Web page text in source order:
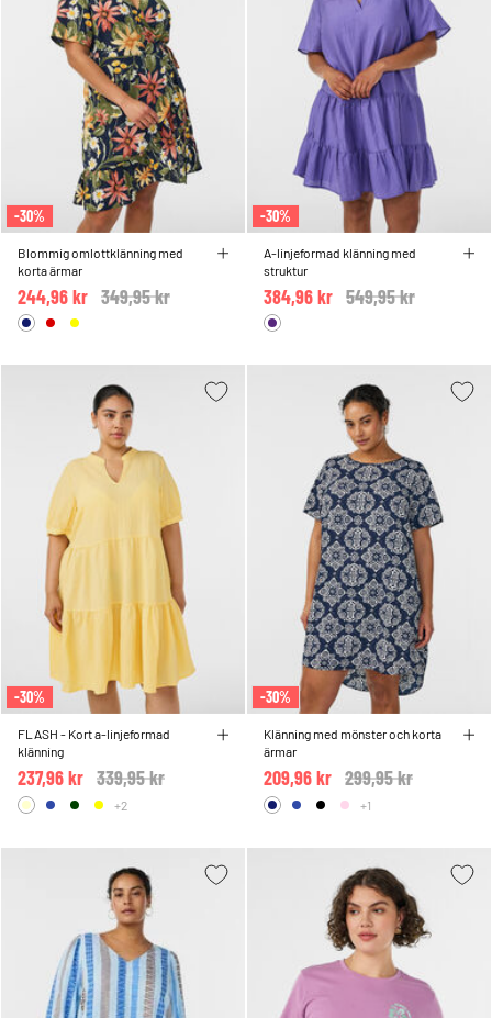
-30%
Blommig omlottklänning med
korta ärmar
Price reduced from
349,95 kr
244,96 kr
-30%
A-linjeformad klänning med
struktur
Price reduced from
549,95 kr
384,96 kr
-30%
FLASH - Kort a-linjeformad
klänning
Price reduced from
339,95 kr
237,96 kr
+2
-30%
Klänning med mönster och korta
ärmar
Price reduced from
299,95 kr
209,96 kr
+1